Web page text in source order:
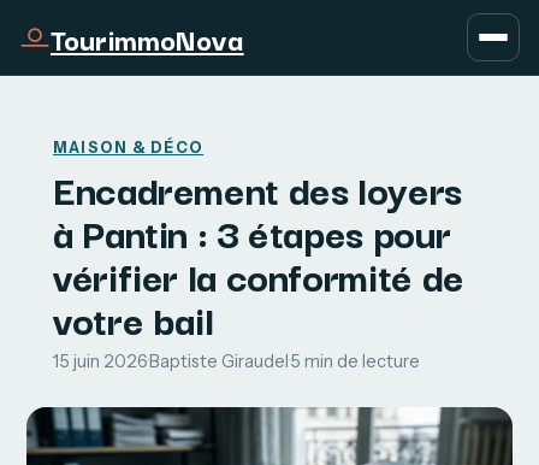
TourimmoNova
MAISON & DÉCO
Encadrement des loyers
à Pantin : 3 étapes pour
vérifier la conformité de
votre bail
15 juin 2026·Baptiste Giraudel·5 min de lecture